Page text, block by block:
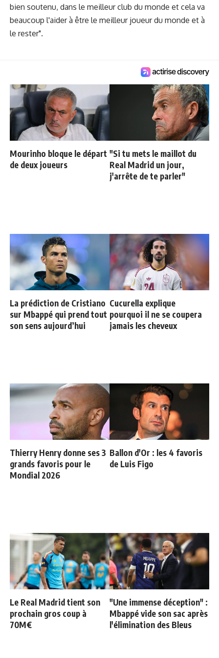
bien soutenu, dans le meilleur club du monde et cela va
beaucoup l'aider à être le meilleur joueur du monde et à
le rester".
Mourinho bloque le départ
de deux joueurs
"Si tu mets le maillot du
Real Madrid un jour,
j'arrête de te parler"
La prédiction de Cristiano
sur Mbappé qui prend tout
son sens aujourd’hui
Cucurella explique
pourquoi il ne se coupera
jamais les cheveux
Thierry Henry donne ses 3
grands favoris pour le
Mondial 2026
Ballon d'Or : les 4 favoris
de Luis Figo
Le Real Madrid tient son
prochain gros coup à
70M€
"Une immense déception" :
Mbappé vide son sac après
l'élimination des Bleus